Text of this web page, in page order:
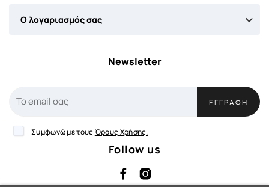
Ο λογαριασμός σας 
Newsletter
ΕΓΓΡΑΦΉ
Συμφωνώ με τους Όρους Χρήσης.
Follow us